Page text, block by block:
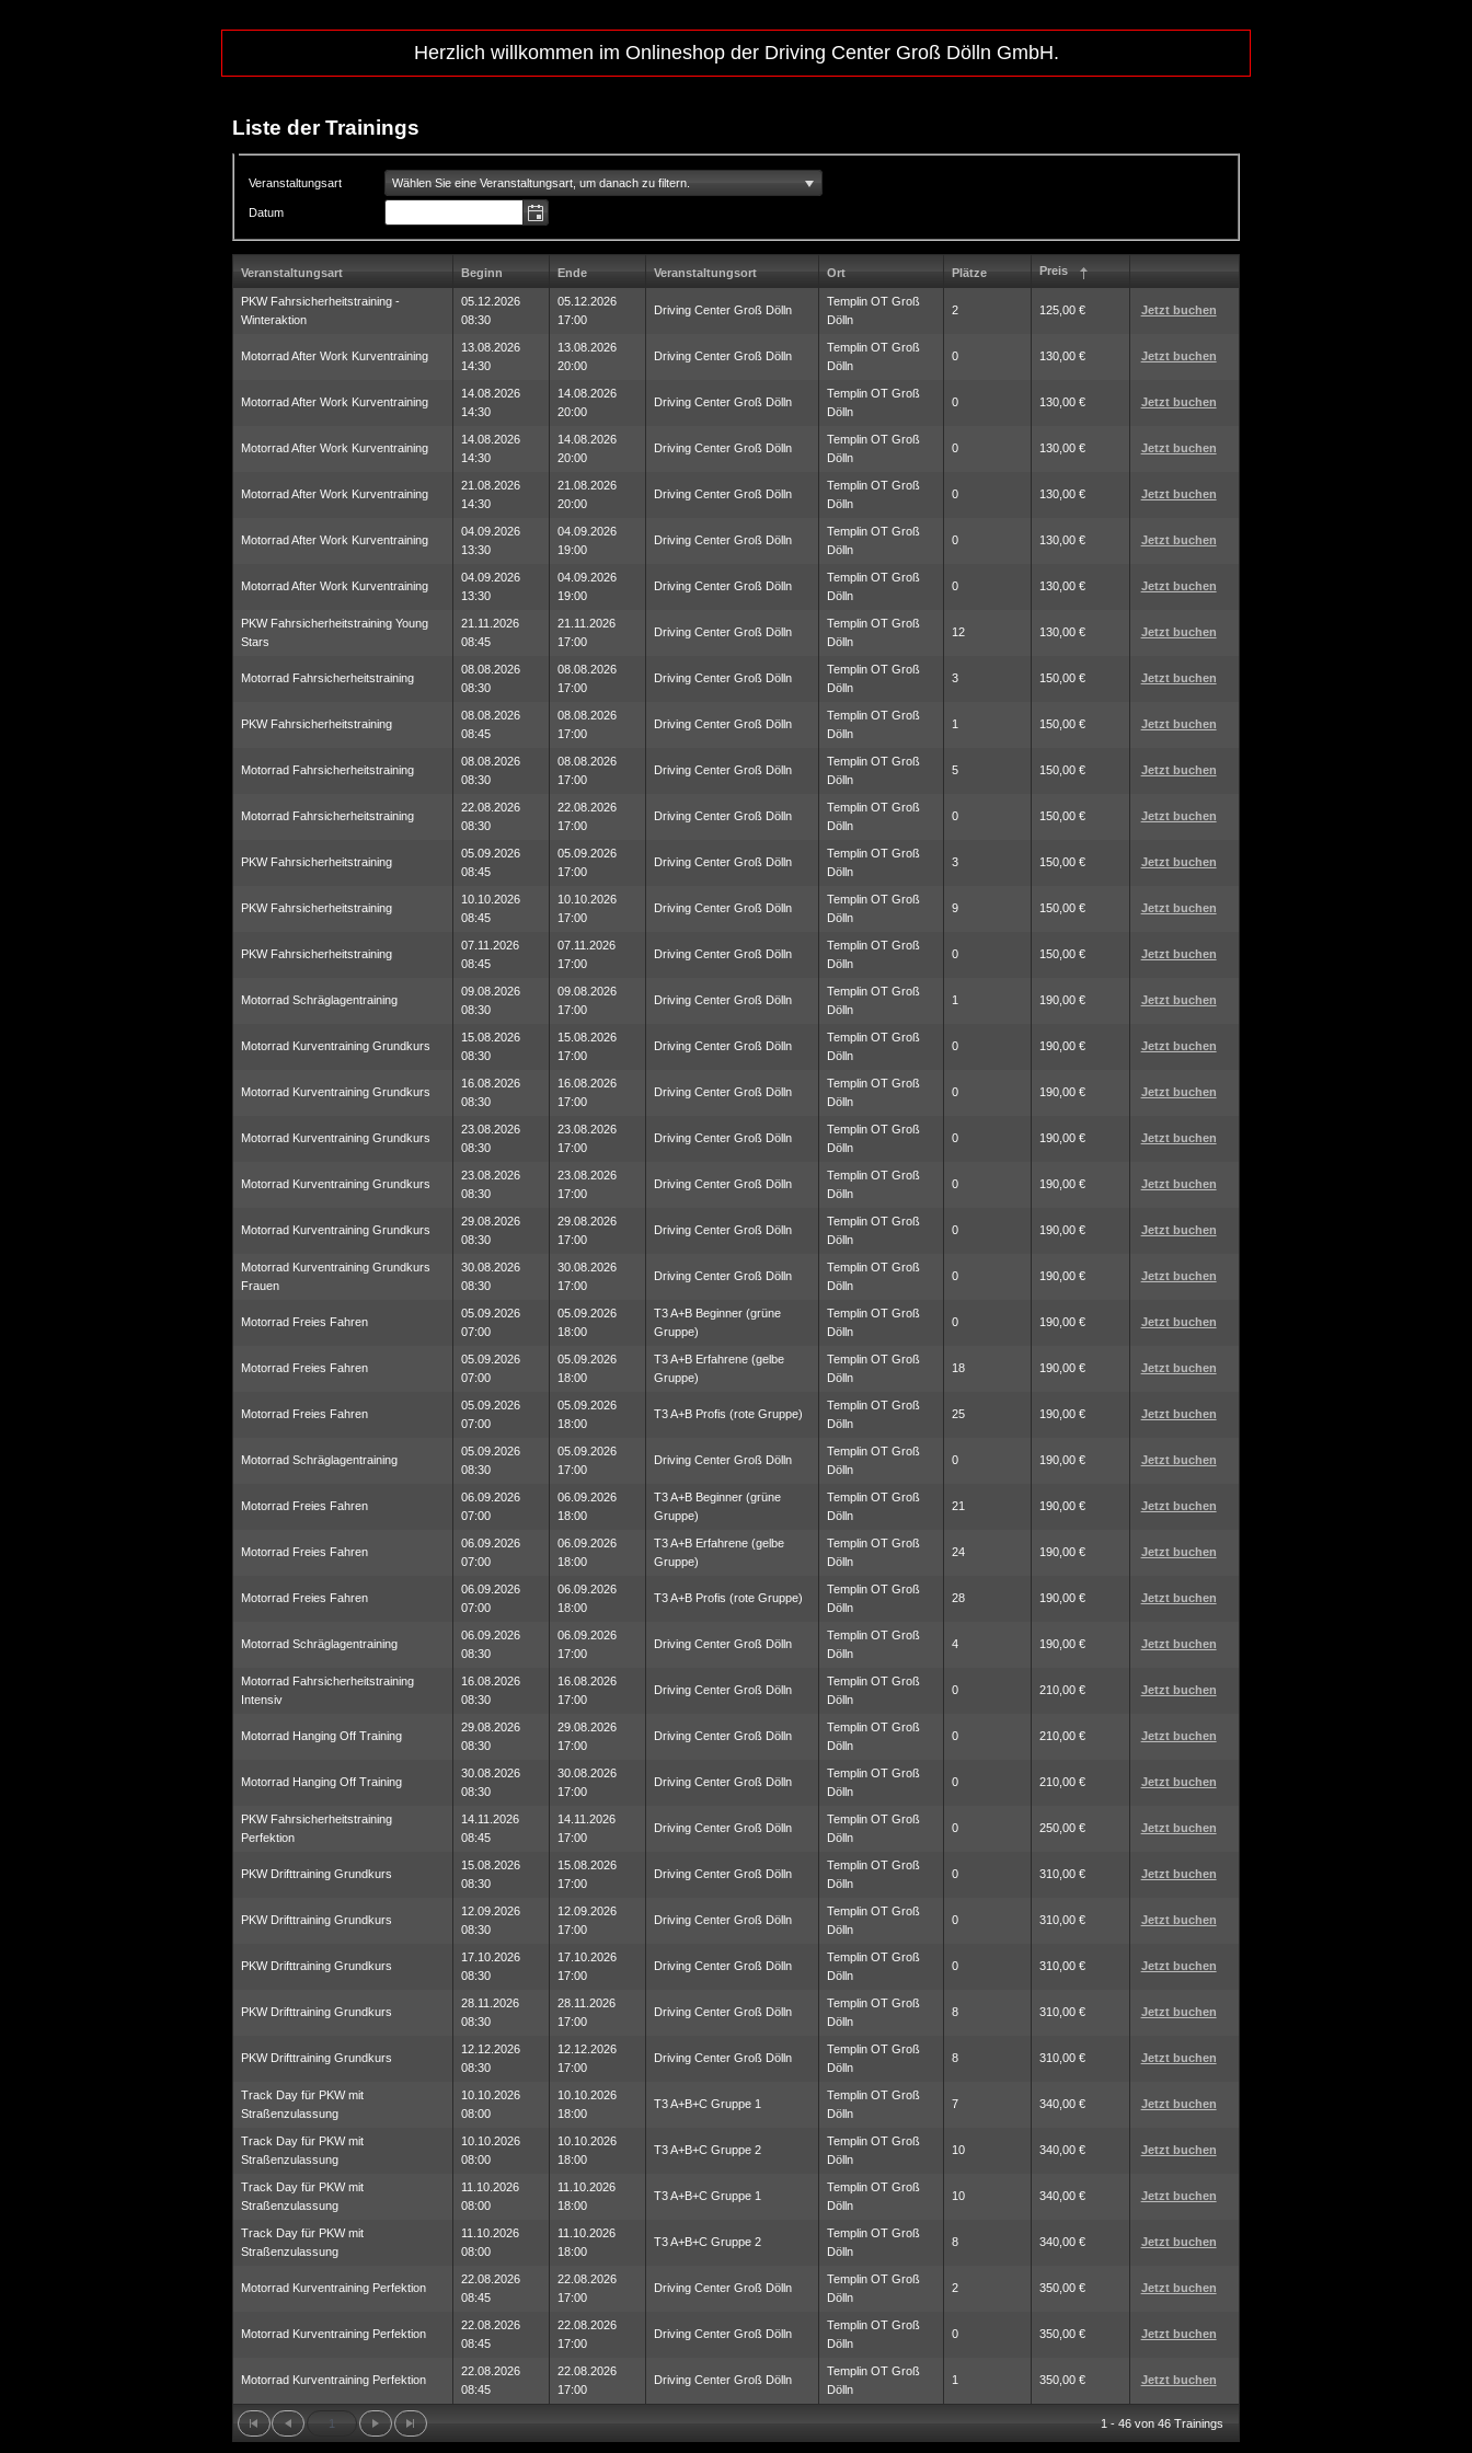
Herzlich willkommen im Onlineshop der Driving Center Groß Dölln GmbH.
Liste der Trainings
Veranstaltungsart Wählen Sie eine Veranstaltungsart, um danach zu filtern.
Datum
Veranstaltungsart Beginn Ende Veranstaltungsort Ort Plätze Preis
PKW Fahrsicherheitstraining -
Winteraktion
05.12.2026
08:30
05.12.2026
17:00
Driving Center Groß Dölln
Templin OT Groß
Dölln
2 125,00 € Jetzt buchen
Motorrad After Work Kurventraining
13.08.2026
14:30
13.08.2026
20:00
Driving Center Groß Dölln
Templin OT Groß
Dölln
0 130,00 € Jetzt buchen
Motorrad After Work Kurventraining
14.08.2026
14:30
14.08.2026
20:00
Driving Center Groß Dölln
Templin OT Groß
Dölln
0 130,00 € Jetzt buchen
Motorrad After Work Kurventraining
14.08.2026
14:30
14.08.2026
20:00
Driving Center Groß Dölln
Templin OT Groß
Dölln
0 130,00 € Jetzt buchen
Motorrad After Work Kurventraining
21.08.2026
14:30
21.08.2026
20:00
Driving Center Groß Dölln
Templin OT Groß
Dölln
0 130,00 € Jetzt buchen
Motorrad After Work Kurventraining
04.09.2026
13:30
04.09.2026
19:00
Driving Center Groß Dölln
Templin OT Groß
Dölln
0 130,00 € Jetzt buchen
Motorrad After Work Kurventraining
04.09.2026
13:30
04.09.2026
19:00
Driving Center Groß Dölln
Templin OT Groß
Dölln
0 130,00 € Jetzt buchen
PKW Fahrsicherheitstraining Young
Stars
21.11.2026
08:45
21.11.2026
17:00
Driving Center Groß Dölln
Templin OT Groß
Dölln
12 130,00 € Jetzt buchen
Motorrad Fahrsicherheitstraining
08.08.2026
08:30
08.08.2026
17:00
Driving Center Groß Dölln
Templin OT Groß
Dölln
3 150,00 € Jetzt buchen
PKW Fahrsicherheitstraining
08.08.2026
08:45
08.08.2026
17:00
Driving Center Groß Dölln
Templin OT Groß
Dölln
1 150,00 € Jetzt buchen
Motorrad Fahrsicherheitstraining
08.08.2026
08:30
08.08.2026
17:00
Driving Center Groß Dölln
Templin OT Groß
Dölln
5 150,00 € Jetzt buchen
Motorrad Fahrsicherheitstraining
22.08.2026
08:30
22.08.2026
17:00
Driving Center Groß Dölln
Templin OT Groß
Dölln
0 150,00 € Jetzt buchen
PKW Fahrsicherheitstraining
05.09.2026
08:45
05.09.2026
17:00
Driving Center Groß Dölln
Templin OT Groß
Dölln
3 150,00 € Jetzt buchen
PKW Fahrsicherheitstraining
10.10.2026
08:45
10.10.2026
17:00
Driving Center Groß Dölln
Templin OT Groß
Dölln
9 150,00 € Jetzt buchen
PKW Fahrsicherheitstraining
07.11.2026
08:45
07.11.2026
17:00
Driving Center Groß Dölln
Templin OT Groß
Dölln
0 150,00 € Jetzt buchen
Motorrad Schräglagentraining
09.08.2026
08:30
09.08.2026
17:00
Driving Center Groß Dölln
Templin OT Groß
Dölln
1 190,00 € Jetzt buchen
Motorrad Kurventraining Grundkurs
15.08.2026
08:30
15.08.2026
17:00
Driving Center Groß Dölln
Templin OT Groß
Dölln
0 190,00 € Jetzt buchen
Motorrad Kurventraining Grundkurs
16.08.2026
08:30
16.08.2026
17:00
Driving Center Groß Dölln
Templin OT Groß
Dölln
0 190,00 € Jetzt buchen
Motorrad Kurventraining Grundkurs
23.08.2026
08:30
23.08.2026
17:00
Driving Center Groß Dölln
Templin OT Groß
Dölln
0 190,00 € Jetzt buchen
Motorrad Kurventraining Grundkurs
23.08.2026
08:30
23.08.2026
17:00
Driving Center Groß Dölln
Templin OT Groß
Dölln
0 190,00 € Jetzt buchen
Motorrad Kurventraining Grundkurs
29.08.2026
08:30
29.08.2026
17:00
Driving Center Groß Dölln
Templin OT Groß
Dölln
0 190,00 € Jetzt buchen
Motorrad Kurventraining Grundkurs
Frauen
30.08.2026
08:30
30.08.2026
17:00
Driving Center Groß Dölln
Templin OT Groß
Dölln
0 190,00 € Jetzt buchen
Motorrad Freies Fahren
05.09.2026
07:00
05.09.2026
18:00
T3 A+B Beginner (grüne
Gruppe)
Templin OT Groß
Dölln
0 190,00 € Jetzt buchen
Motorrad Freies Fahren
05.09.2026
07:00
05.09.2026
18:00
T3 A+B Erfahrene (gelbe
Gruppe)
Templin OT Groß
Dölln
18 190,00 € Jetzt buchen
Motorrad Freies Fahren
05.09.2026
07:00
05.09.2026
18:00
T3 A+B Profis (rote Gruppe)
Templin OT Groß
Dölln
25 190,00 € Jetzt buchen
Motorrad Schräglagentraining
05.09.2026
08:30
05.09.2026
17:00
Driving Center Groß Dölln
Templin OT Groß
Dölln
0 190,00 € Jetzt buchen
Motorrad Freies Fahren
06.09.2026
07:00
06.09.2026
18:00
T3 A+B Beginner (grüne
Gruppe)
Templin OT Groß
Dölln
21 190,00 € Jetzt buchen
Motorrad Freies Fahren
06.09.2026
07:00
06.09.2026
18:00
T3 A+B Erfahrene (gelbe
Gruppe)
Templin OT Groß
Dölln
24 190,00 € Jetzt buchen
Motorrad Freies Fahren
06.09.2026
07:00
06.09.2026
18:00
T3 A+B Profis (rote Gruppe)
Templin OT Groß
Dölln
28 190,00 € Jetzt buchen
Motorrad Schräglagentraining
06.09.2026
08:30
06.09.2026
17:00
Driving Center Groß Dölln
Templin OT Groß
Dölln
4 190,00 € Jetzt buchen
Motorrad Fahrsicherheitstraining
Intensiv
16.08.2026
08:30
16.08.2026
17:00
Driving Center Groß Dölln
Templin OT Groß
Dölln
0 210,00 € Jetzt buchen
Motorrad Hanging Off Training
29.08.2026
08:30
29.08.2026
17:00
Driving Center Groß Dölln
Templin OT Groß
Dölln
0 210,00 € Jetzt buchen
Motorrad Hanging Off Training
30.08.2026
08:30
30.08.2026
17:00
Driving Center Groß Dölln
Templin OT Groß
Dölln
0 210,00 € Jetzt buchen
PKW Fahrsicherheitstraining
Perfektion
14.11.2026
08:45
14.11.2026
17:00
Driving Center Groß Dölln
Templin OT Groß
Dölln
0 250,00 € Jetzt buchen
PKW Drifttraining Grundkurs
15.08.2026
08:30
15.08.2026
17:00
Driving Center Groß Dölln
Templin OT Groß
Dölln
0 310,00 € Jetzt buchen
PKW Drifttraining Grundkurs
12.09.2026
08:30
12.09.2026
17:00
Driving Center Groß Dölln
Templin OT Groß
Dölln
0 310,00 € Jetzt buchen
PKW Drifttraining Grundkurs
17.10.2026
08:30
17.10.2026
17:00
Driving Center Groß Dölln
Templin OT Groß
Dölln
0 310,00 € Jetzt buchen
PKW Drifttraining Grundkurs
28.11.2026
08:30
28.11.2026
17:00
Driving Center Groß Dölln
Templin OT Groß
Dölln
8 310,00 € Jetzt buchen
PKW Drifttraining Grundkurs
12.12.2026
08:30
12.12.2026
17:00
Driving Center Groß Dölln
Templin OT Groß
Dölln
8 310,00 € Jetzt buchen
Track Day für PKW mit
Straßenzulassung
10.10.2026
08:00
10.10.2026
18:00
T3 A+B+C Gruppe 1
Templin OT Groß
Dölln
7 340,00 € Jetzt buchen
Track Day für PKW mit
Straßenzulassung
10.10.2026
08:00
10.10.2026
18:00
T3 A+B+C Gruppe 2
Templin OT Groß
Dölln
10 340,00 € Jetzt buchen
Track Day für PKW mit
Straßenzulassung
11.10.2026
08:00
11.10.2026
18:00
T3 A+B+C Gruppe 1
Templin OT Groß
Dölln
10 340,00 € Jetzt buchen
Track Day für PKW mit
Straßenzulassung
11.10.2026
08:00
11.10.2026
18:00
T3 A+B+C Gruppe 2
Templin OT Groß
Dölln
8 340,00 € Jetzt buchen
Motorrad Kurventraining Perfektion
22.08.2026
08:45
22.08.2026
17:00
Driving Center Groß Dölln
Templin OT Groß
Dölln
2 350,00 € Jetzt buchen
Motorrad Kurventraining Perfektion
22.08.2026
08:45
22.08.2026
17:00
Driving Center Groß Dölln
Templin OT Groß
Dölln
0 350,00 € Jetzt buchen
Motorrad Kurventraining Perfektion
22.08.2026
08:45
22.08.2026
17:00
Driving Center Groß Dölln
Templin OT Groß
Dölln
1 350,00 € Jetzt buchen
1 1 - 46 von 46 Trainings